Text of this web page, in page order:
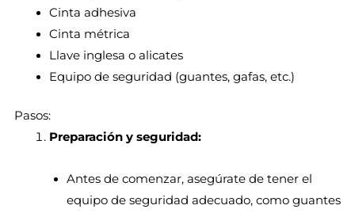
Cinta adhesiva
Cinta métrica
Llave inglesa o alicates
Equipo de seguridad (guantes, gafas, etc.)
Pasos:
Preparación y seguridad:
Antes de comenzar, asegúrate de tener el
equipo de seguridad adecuado, como guantes